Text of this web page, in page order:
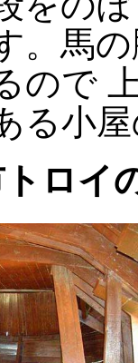
。馬
ので
る小
ロイ